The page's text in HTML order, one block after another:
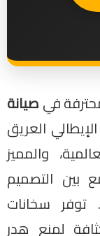
فيصيانة
الإيطالي العريق
والمميز
بين التصميم
توفر سخانات
لمنع هدر